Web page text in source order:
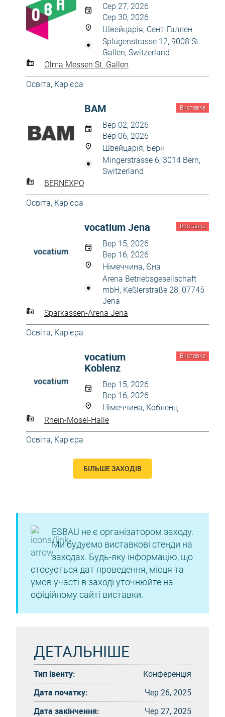
Сер 27, 2026
Сер 30, 2026
Швейцарія, Сент-Галлен
Splügenstrasse 12, 9008 St.
Gallen, Switzerland
Olma Messen St. Gallen
Освіта, Кар'єра
Виставка
BAM
Вер 02, 2026
Вер 06, 2026
Швейцарія, Берн
Mingerstrasse 6, 3014 Bern,
Switzerland
BERNEXPO
Освіта, Кар'єра
Виставка
vocatium Jena
Вер 15, 2026
Вер 16, 2026
Німеччина, Єна
Arena Betriebsgesellschaft
mbH, Keßlerstraße 28, 07745
Jena
Sparkassen-Arena Jena
Освіта, Кар'єра
Виставка
vocatium
Koblenz
Вер 15, 2026
Вер 16, 2026
Німеччина, Кобленц
Rhein-Mosel-Halle
Освіта, Кар'єра
БІЛЬШЕ ЗАХОДІВ
ESBAU не є організатором заходу.
Ми будуємо виставкові стенди на
заходах. Будь-яку інформацію, що
стосується дат проведення, місця та
умов участі в заході уточнюйте на
офіційному сайті виставки.
ДЕТАЛЬНІШЕ
Тип івенту:
Конференція
Дата початку:
Чер 26, 2025
Дата закінчення:
Чер 27, 2025